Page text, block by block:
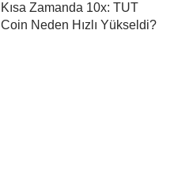
Kısa Zamanda 10x: TUT
Coin Neden Hızlı Yükseldi?